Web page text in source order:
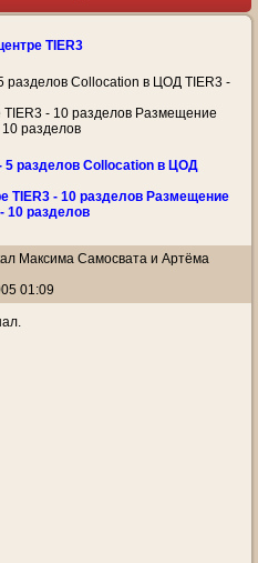
TIER3
разделов Collocation в ЦОД TIER3 -
- 10 разделов Размещение
разделов
5 разделов Collocation в ЦОД
TIER3 - 10 разделов Размещение
10 разделов
Максима Самосвата и Артёма
01:09